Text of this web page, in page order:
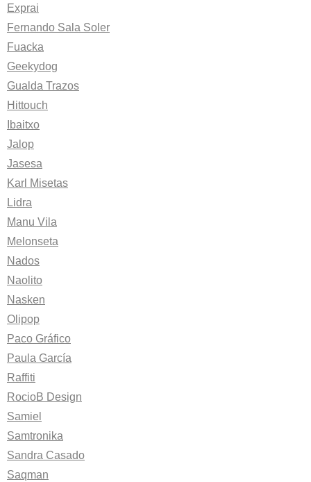
Exprai
Fernando Sala Soler
Fuacka
Geekydog
Gualda Trazos
Hittouch
Ibaitxo
Jalop
Jasesa
Karl Misetas
Lidra
Manu Vila
Melonseta
Nados
Naolito
Nasken
Olipop
Paco Gráfico
Paula García
Raffiti
RocioB Design
Samiel
Samtronika
Sandra Casado
Saqman